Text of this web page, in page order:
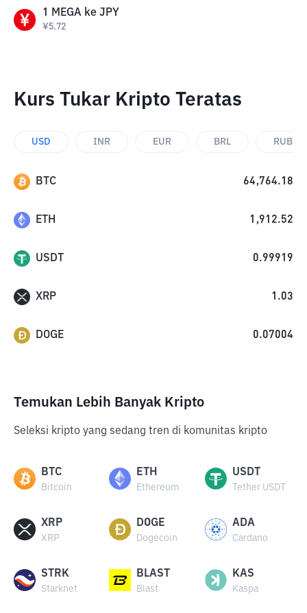
1 MEGA ke JPY
¥5.72
Kurs Tukar Kripto Teratas
USD INR EUR BRL RUB
BTC 64,764.18
ETH 1,912.52
USDT 0.99919
XRP 1.03
DOGE 0.07004
Temukan Lebih Banyak Kripto
Seleksi kripto yang sedang tren di komunitas kripto
BTC
Bitcoin
ETH
Ethereum
USDT
Tether USDT
XRP
XRP
DOGE
Dogecoin
ADA
Cardano
STRK
Starknet
BLAST
Blast
KAS
Kaspa